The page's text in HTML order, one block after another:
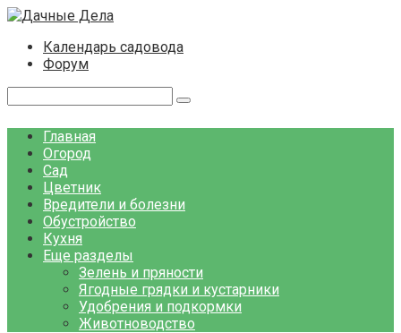
Перейти
контентуКалендарь садовода
Форум
Главная
Огород
Сад
Цветник
Вредители и болезни
Обустройство
Кухня
Еще разделы
Зелень и пряности
Ягодные грядки и кустарники
Удобрения и подкормки
Животноводство